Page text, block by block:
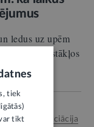
ledus uz upēm
Šādos apstākļos
asociācija
tiek
tikt